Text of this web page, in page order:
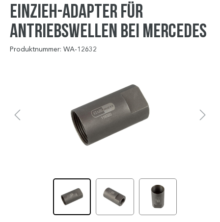
Einzieh-Adapter für
Antriebswellen bei Mercedes
Produktnummer: WA-12632